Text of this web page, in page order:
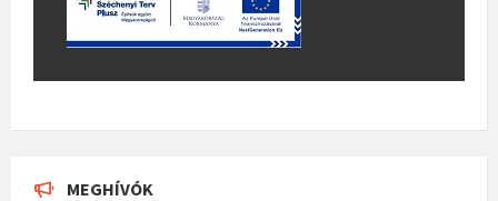
MEGHÍVÓK